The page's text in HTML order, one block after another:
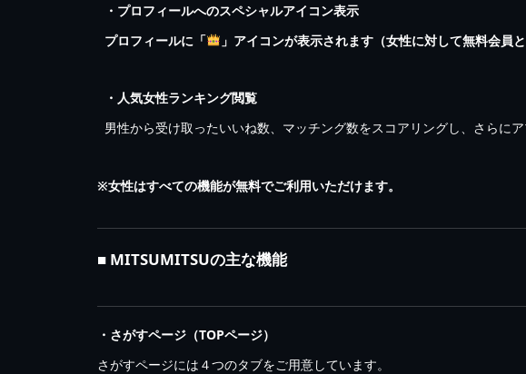
・プロフィールへのスペシャルアイコン表示
プロフィールに「
」アイコンが表示されます（女性に対して無料会員
・人気女性ランキング閲覧
男性から受け取ったいいね数、マッチング数をスコアリングし、さらに
※女性はすべての機能が無料でご利用いただけます。
■ MITSUMITSUの主な機能
・さがすページ（TOPページ）
さがすページには４つのタブをご用意しています。